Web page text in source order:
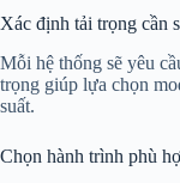
Xác định tải trọng cần
Mỗi hệ thống sẽ yêu
trọng giúp lựa chọn
suất.
Chọn hành trình phù